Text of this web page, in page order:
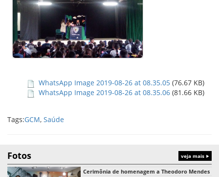
WhatsApp Image 2019-08-26 at 08.35.05 (76.67 KB)
WhatsApp Image 2019-08-26 at 08.35.06 (81.66 KB)
Tags:GCM, Saúde
Fotos veja mais
Cerimônia de homenagem a Theodoro Mendes